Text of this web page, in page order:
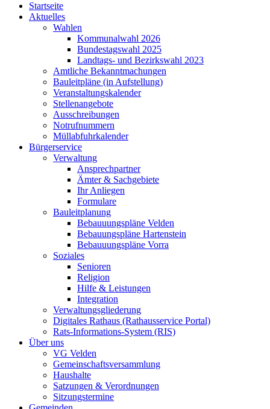
Startseite
Aktuelles
Wahlen
Kommunalwahl 2026
Bundestagswahl 2025
Landtags- und Bezirkswahl 2023
Amtliche Bekanntmachungen
Bauleitpläne (in Aufstellung)
Veranstaltungskalender
Stellenangebote
Ausschreibungen
Notrufnummern
Müllabfuhrkalender
Bürgerservice
Verwaltung
Ansprechpartner
Ämter & Sachgebiete
Ihr Anliegen
Formulare
Bauleitplanung
Bebauuungspläne Velden
Bebauungspläne Hartenstein
Bebauuungspläne Vorra
Soziales
Senioren
Religion
Hilfe & Leistungen
Integration
Verwaltungsgliederung
Digitales Rathaus (Rathausservice Portal)
Rats-Informations-System (RIS)
Über uns
VG Velden
Gemeinschaftsversammlung
Haushalte
Satzungen & Verordnungen
Sitzungstermine